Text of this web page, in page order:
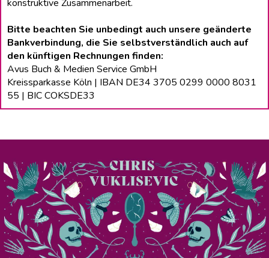
konstruktive Zusammenarbeit.
Bitte beachten Sie unbedingt auch unsere geänderte
Bankverbindung, die Sie selbstverständlich auch auf
den künftigen Rechnungen finden:
Avus Buch & Medien Service GmbH
Kreissparkasse Köln | IBAN DE34 3705 0299 0000 8031
55 | BIC COKSDE33